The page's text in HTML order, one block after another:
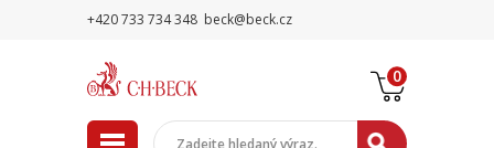
+420 733 734 348 beck@beck.cz
0